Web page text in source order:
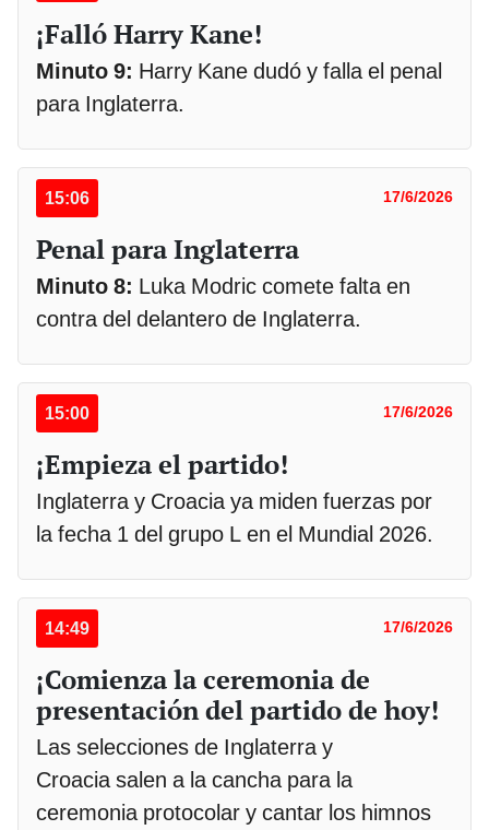
¡Falló Harry Kane!
Minuto 9: Harry Kane dudó y falla el penal
para Inglaterra.
15:06 17/6/2026
Penal para Inglaterra
Minuto 8: Luka Modric comete falta en
contra del delantero de Inglaterra.
15:00 17/6/2026
¡Empieza el partido!
Inglaterra y Croacia ya miden fuerzas por
la fecha 1 del grupo L en el Mundial 2026.
14:49 17/6/2026
¡Comienza la ceremonia de
presentación del partido de hoy!
Las selecciones de Inglaterra y
Croacia salen a la cancha para la
ceremonia protocolar y cantar los himnos